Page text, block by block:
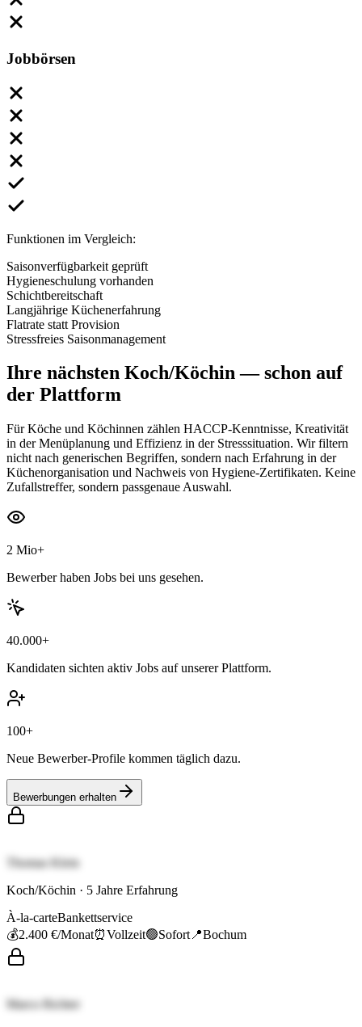
Jobbörsen
Funktionen im Vergleich:
Saisonverfügbarkeit geprüft
Hygieneschulung vorhanden
Schichtbereitschaft
Langjährige Küchenerfahrung
Flatrate statt Provision
Stressfreies Saisonmanagement
Ihre nächsten Koch/Köchin— schon auf
der Plattform
Für Köche und Köchinnen zählen HACCP-Kenntnisse, Kreativität
in der Menüplanung und Effizienz in der Stresssituation. Wir filtern
nicht nach generischen Begriffen, sondern nach Erfahrung in der
Küchenorganisation und Nachweis von Hygiene-Zertifikaten. Keine
Zufallstreffer, sondern passgenaue Auswahl.
2 Mio+
Bewerber haben Jobs bei uns gesehen.
40.000+
Kandidaten sichten aktiv Jobs auf unserer Plattform.
100+
Neue Bewerber-Profile kommen täglich dazu.
Bewerbungen erhalten
Thomas Klein
Koch/Köchin · 5 Jahre Erfahrung
À-la-carteBankettservice
💰2.400 €/Monat⏰Vollzeit🟢Sofort 📍Bochum
Marco Richter